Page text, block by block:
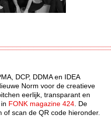
DCP, DDMA en IDEA
Norm voor de creatieve
eerlijk, transparant en
FONK magazine 424 . De
scan de QR code hieronder.